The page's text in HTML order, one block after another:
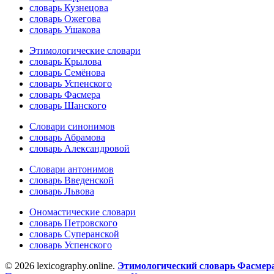
словарь Кузнецова
словарь Ожегова
словарь Ушакова
Этимологические словари
словарь Крылова
словарь Семёнова
словарь Успенского
словарь Фасмера
словарь Шанского
Словари синонимов
словарь Абрамова
словарь Александровой
Словари антонимов
словарь Введенской
словарь Львова
Ономастические словари
словарь Петровского
словарь Суперанской
словарь Успенского
© 2026 lexicography.online. Этимологический словарь